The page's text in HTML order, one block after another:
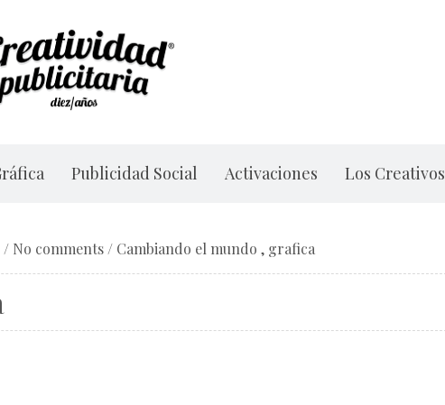
Publicidad Social Activaciones Los Creativos
/ No comments / Cambiando el mundo , grafica